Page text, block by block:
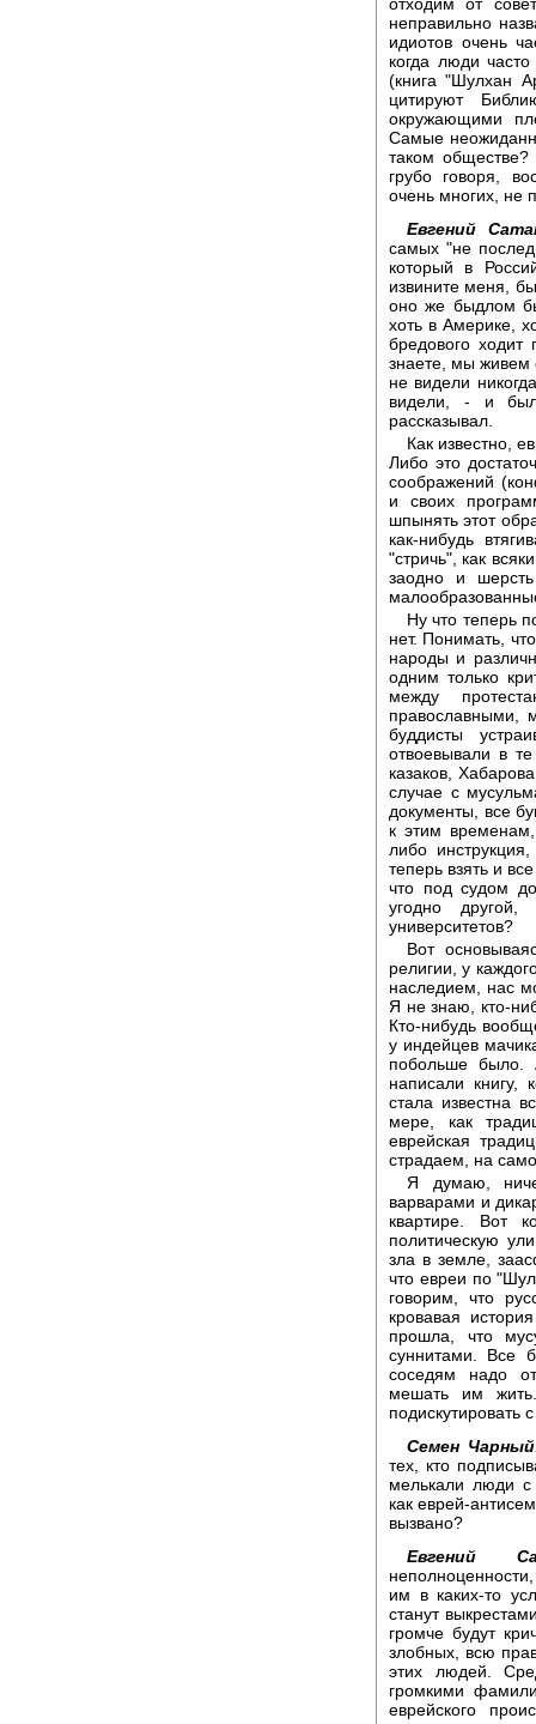
неправильно
идиотов очень
когда люди
(книга "Шулхан
цитируют
окружающими
Самые
таком
грубо говоря,
очень многих, не
Евгений
самых "не
который в
извините меня,
оно же быдлом
хоть в Америке,
бредового
знаете, мы живем
не видели
видели, - и был
рассказывал.
Как известно,
Либо это
соображений
и своих
шпынять этот
как-нибудь
"стричь", как
заодно и
Ну что теперь
нет. Понимать,
народы и
одним только
между
православными,
буддисты
отвоевывали в
казаков,
случае с
документы, все
к этим
либо
теперь взять и
что под судом
угодно
университетов?
Вот
религии, у
наследием, нас
Я не знаю, кто-
Кто-нибудь
у индейцев
побольше было.
написали
стала известна
мере, как
еврейская
страдаем, на
Я думаю,
варварами и
квартире. Вот
политическую
зла в земле,
что евреи по
говорим, что
кровавая
прошла, что
суннитами. Все
соседям надо
мешать им
подискутировать
Семен
тех, кто
мелькали люди
как еврей-
вызвано?
Евгений
им в каких-то
станут
громче будут
злобных, всю
этих людей.
громкими
еврейского